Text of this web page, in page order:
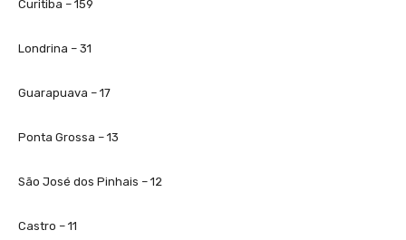
Curitiba – 159
Londrina – 31
Guarapuava – 17
Ponta Grossa – 13
São José dos Pinhais – 12
Castro – 11